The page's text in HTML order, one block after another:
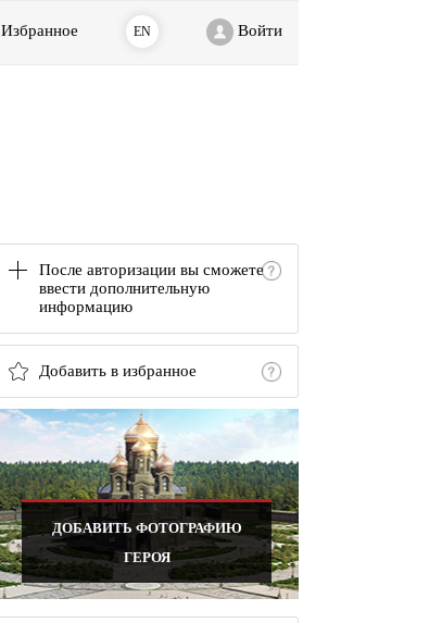
Избранное EN Войти
После авторизации вы сможете
ввести дополнительную
информацию
Добавить в избранное
ДОБАВИТЬ ФОТОГРАФИЮ
ГЕРОЯ